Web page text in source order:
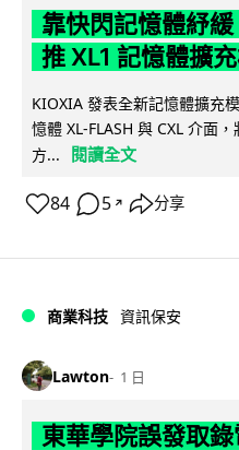
靠快閃記憶體紓
推 XL1 記憶體擴
KIOXIA 發表全新記憶體擴充
憶體 XL-FLASH 與 CXL 介面
方...
閱讀全文
84 5 ↗ 分享
商業科技 資訊保安
Lawton 1 日
東華學院誤發取